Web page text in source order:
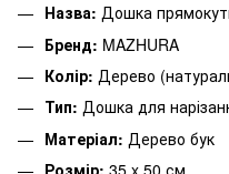
Назва: Дошка
Бренд: MAZHURA
Колір: Дерево
Тип: Дошка для
Матеріал: Дерево бук